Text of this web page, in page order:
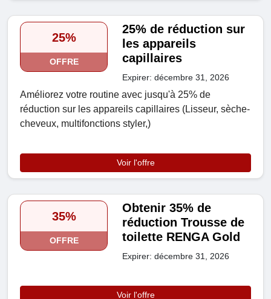
25%
OFFRE
25% de réduction sur
les appareils
capillaires
Expirer: décembre 31, 2026
Améliorez votre routine avec jusqu'à 25% de
réduction sur les appareils capillaires (Lisseur, sèche-
cheveux, multifonctions styler,)
Voir l'offre
35%
OFFRE
Obtenir 35% de
réduction Trousse de
toilette RENGA Gold
Expirer: décembre 31, 2026
Voir l'offre